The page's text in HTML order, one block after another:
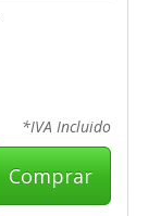
*IVA Incluido
Comprar